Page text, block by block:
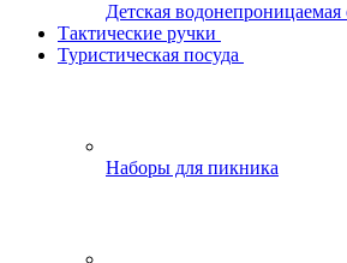
Детская водонепроницаемая
Тактические ручки
Туристическая посуда
Наборы для пикника